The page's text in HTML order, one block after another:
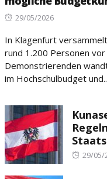
Posted
29/05/2026
In Klagenfurt
rund 1.200 Personen
Demonstrierenden
im Hochschulbudget
Posted
29/05/